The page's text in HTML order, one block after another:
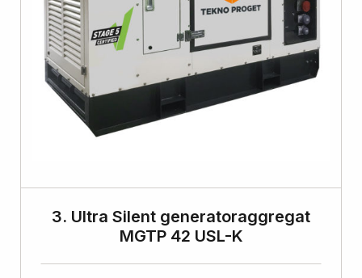
3. Ultra Silent generatoraggregat
MGTP 42 USL-K